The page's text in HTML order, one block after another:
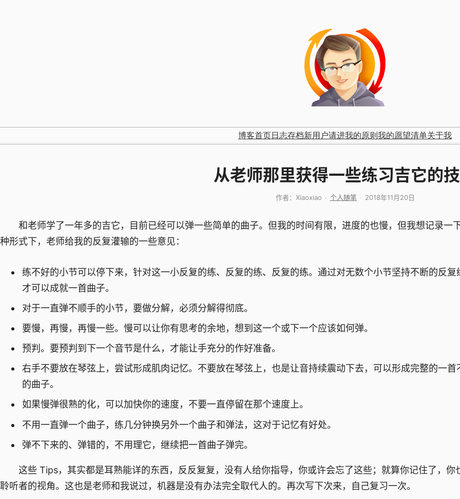
博客首页日志存档新用户请进我的原则 我的愿望清单关于我
从老师那里获得一些练习吉它的
作者： Xiaoxiao 个人随笔 2018年11月20日
和老师学了一年多的吉它，目前已经可以弹一些简单的曲子。但我的时间有限，进度的也慢，但我想记录一
种形式下，老师给我的反复灌输的一些意见：
练不好的小节可以停下来，针对这一小反复的练、反复的练、反复的练。通过对无数个小节坚持不断的反复
才可以成就一首曲子。
对于一直弹不顺手的小节，要做分解，必须分解得彻底。
要慢，再慢，再慢一些。慢可以让你有思考的余地，想到这一个或下一个应该如何弹。
预判。要预判到下一个音节是什么，才能让手充分的作好准备。
右手不要放在琴弦上，尝试形成肌肉记忆。不要放在琴弦上，也是让音持续震动下去，可以形成完整的一首
的曲子。
如果慢弹很熟的化，可以加快你的速度，不要一直停留在那个速度上。
不用一直弹一个曲子，练几分钟换另外一个曲子和弹法，这对于记忆有好处。
弹不下来的、弹错的，不用理它，继续把一首曲子弹完。
这些 Tips，其实都是耳熟能详的东西，反反复复，没有人给你指导，你或许会忘了这些；就算你记住了，你
聆听者的视角。这也是老师和我说过，机器是没有办法完全取代人的。再次写下次来，自己复习一次。